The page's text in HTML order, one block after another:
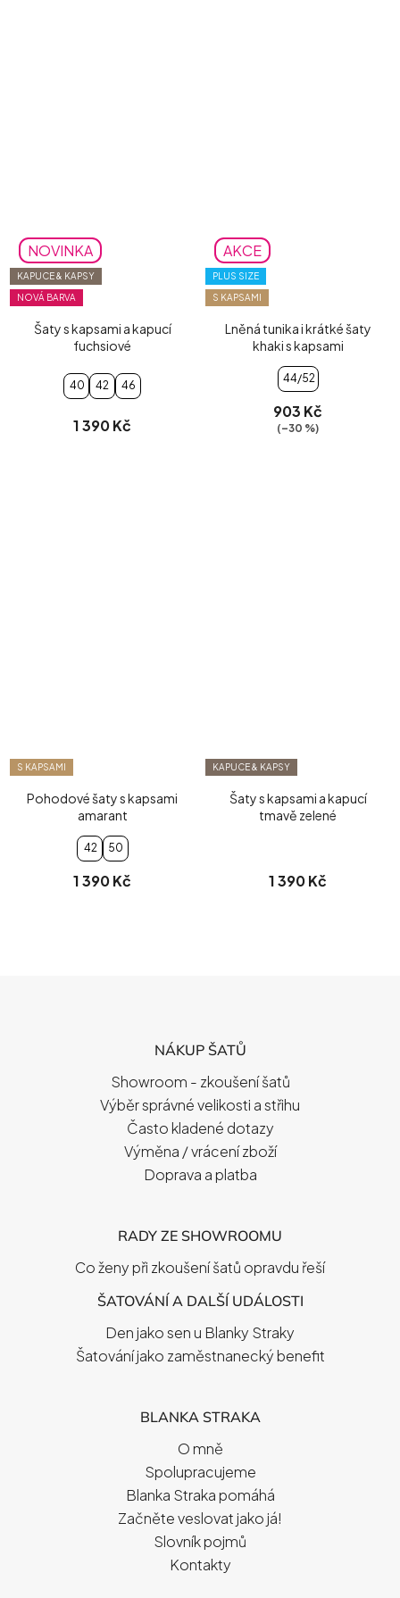
NOVINKA
KAPUCE & KAPSY
NOVÁ BARVA
Šaty s kapsami a kapucí
fuchsiové
40 42 46
1 390 Kč
AKCE
PLUS SIZE
S KAPSAMI
Lněná tunika i krátké šaty
khaki s kapsami
44/52
903 Kč
(–30 %)
S KAPSAMI
Pohodové šaty s kapsami
amarant
42 50
1 390 Kč
KAPUCE & KAPSY
Šaty s kapsami a kapucí
tmavě zelené
1 390 Kč
NÁKUP ŠATŮ
Showroom - zkoušení šatů
Výběr správné velikosti a střihu
Často kladené dotazy
Výměna / vrácení zboží
Doprava a platba
RADY ZE SHOWROOMU
Co ženy při zkoušení šatů opravdu řeší
ŠATOVÁNÍ A DALŠÍ UDÁLOSTI
Den jako sen u Blanky Straky
Šatování jako zaměstnanecký benefit
BLANKA STRAKA
O mně
Spolupracujeme
Blanka Straka pomáhá
Začněte veslovat jako já!
Slovník pojmů
Kontakty